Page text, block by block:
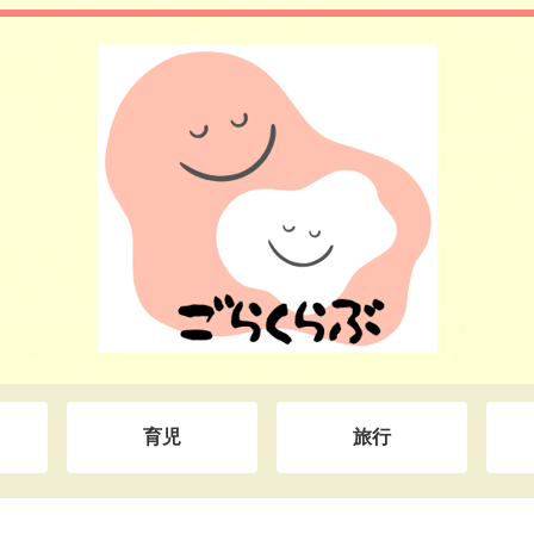
育児 旅行